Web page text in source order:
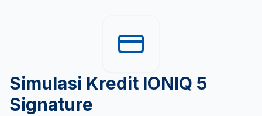
Simulasi Kredit IONIQ 5
Signature